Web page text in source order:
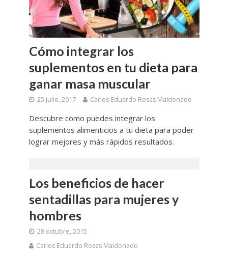
Cómo integrar los
suplementos en tu dieta para
ganar masa muscular
25 julio, 2017 Carlos Eduardo Rosas Maldonado
Descubre como puedes integrar los
suplementos alimenticios a tu dieta para poder
lograr mejores y más rápidos resultados.
Los beneficios de hacer
sentadillas para mujeres y
hombres
28 octubre, 2015
Carlos Eduardo Rosas Maldonado